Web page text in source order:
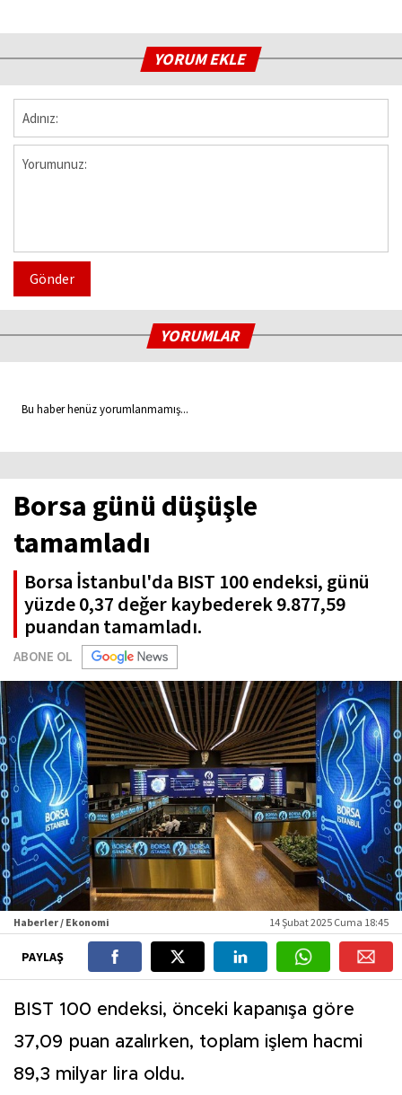
YORUM EKLE
Gönder
YORUMLAR
Bu haber henüz yorumlanmamış...
Borsa günü düşüşle
tamamladı
Borsa İstanbul'da BIST 100 endeksi, günü
yüzde 0,37 değer kaybederek 9.877,59
puandan tamamladı.
ABONE OL
Haberler / Ekonomi 14 Şubat 2025 Cuma 18:45
PAYLAŞ
BIST 100 endeksi, önceki kapanışa göre
37,09 puan azalırken, toplam işlem hacmi
89,3 milyar lira oldu.